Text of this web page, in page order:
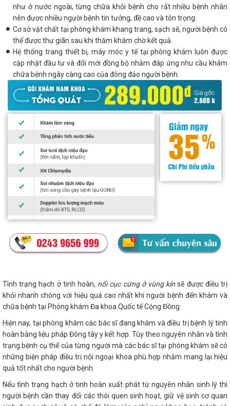
như ở nước ngoài, từng chữa khỏi bệnh cho rất nhiều bệnh nhân
nên được nhiều người bệnh tin tưởng, đề cao và tôn trọng.
Cơ sở vật chất tại phòng khám khang trang, sạch sẽ, người bệnh có
thể được thư giãn sau khi thăm khám chờ kết quả.
Hệ thống trang thiết bị, máy móc y tế tại phòng khám luôn được
cập nhật đầu tư và đổi mới đồng bộ nhằm đáp ứng nhu cầu khám
chữa bệnh ngày càng cao của đông đảo người bệnh.
Tình trạng hạch ở tinh hoàn, nổi cục cứng ở vùng kín sẽ được điều trị
khỏi nhanh chóng với hiệu quả cao nhất khi người bệnh đến khám và
chữa bệnh tại Phòng khám Đa khoa Quốc tế Cộng Đồng.
Hiện nay, tại phòng khám các bác sĩ đang khám và điều trị bệnh lý tinh
hoàn bằng liệu pháp Đông tây y kết hợp. Tùy theo nguyên nhân và tình
trạng bệnh cụ thể của từng người mà các bác sĩ tại phòng khám sẽ có
những biện pháp điều trị nội ngoại khoa phù hợp nhằm mang lại hiệu
quả tốt nhất cho người bệnh.
Nếu tình trạng hạch ở tinh hoàn xuất phát từ nguyên nhân sinh lý thì
người bệnh cần thay đổi các thói quen sinh hoạt, giữ vệ sinh cơ quan